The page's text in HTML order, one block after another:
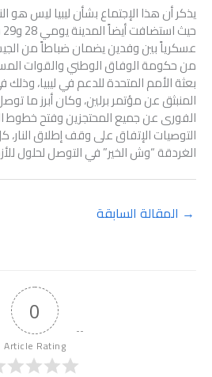
يذكر أن هذا الإجتماع بشأن ليبيا ليس هو
عسكرياً بين وفدين يضمان ضباطاً من
من حكومة الوفاق الوطني والقوات
بعثة الأمم المتحدة للدعم في ليبيا،
المنبثق عن مؤتمر برلين، وكان أبرز ما توصل
الفورى عن جميع المحتجزين وفتح خطوط
التوصيات الإتفاق على وقف إطلاق
الغردقة “وش الخير” في التوصل لحلول
→ المقالة السابقة
0
Article Rating